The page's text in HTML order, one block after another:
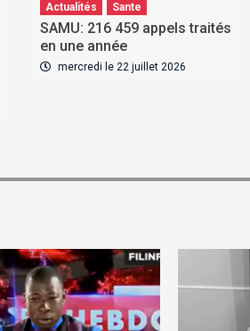
Actualités Sante
SAMU: 216 459 appels traités
en une année
mercredi le 22 juillet 2026